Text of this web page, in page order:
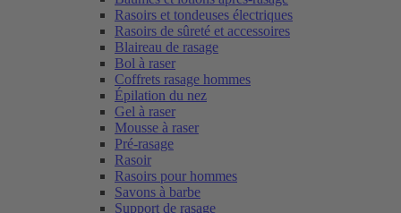
Rasoirs et tondeuses électriques
Rasoirs de sûreté et accessoires
Blaireau de rasage
Bol à raser
Coffrets rasage hommes
Épilation du nez
Gel à raser
Mousse à raser
Pré-rasage
Rasoir
Rasoirs pour hommes
Savons à barbe
Support de rasage